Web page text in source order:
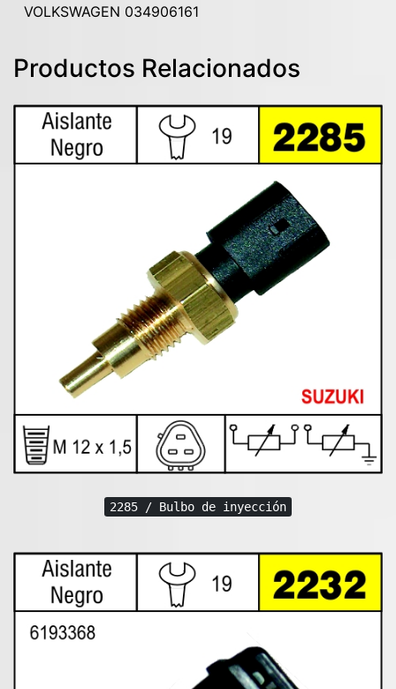
VOLKSWAGEN 034906161
Productos Relacionados
2285 / Bulbo de inyección